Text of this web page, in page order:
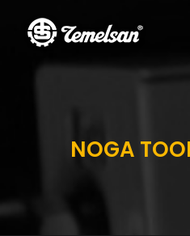
NOGA